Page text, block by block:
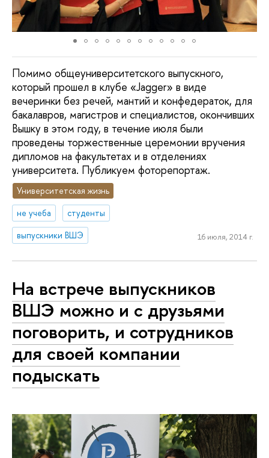
Помимо общеуниверситетского выпускного,
который прошел в клубе «Jagger» в виде
вечеринки без речей, мантий и конфедераток, для
бакалавров, магистров и специалистов, окончивших
Вышку в этом году, в течение июля были
проведены торжественные церемонии вручения
дипломов на факультетах и в отделениях
университета. Публикуем фоторепортаж.
Университетская жизнь
не учеба
студенты
выпускники ВШЭ
16 июля, 2014 г.
На встрече выпускников
ВШЭ можно и с друзьями
поговорить, и сотрудников
для своей компании
подыскать